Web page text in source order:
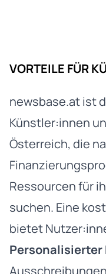
VORTEILE FÜR
newsbase.at ist
Künstler:innen
Österreich, die
Ressourcen für
suchen. Eine
bietet
Personalisierter